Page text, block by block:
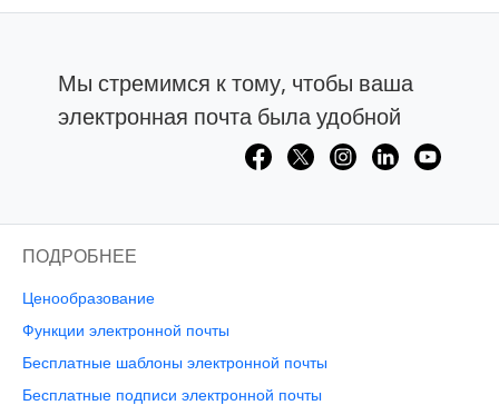
Мы стремимся к тому, чтобы ваша
электронная почта была удобной
ПОДРОБНЕЕ
Ценообразование
Функции электронной почты
Бесплатные шаблоны электронной почты
Бесплатные подписи электронной почты